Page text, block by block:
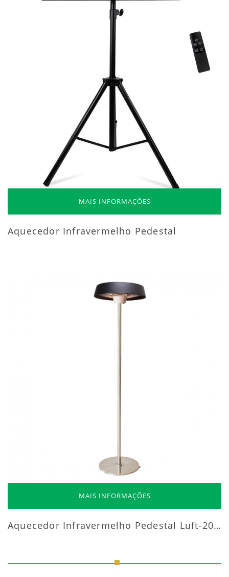
MAIS INFORMAÇÕES
Aquecedor Infravermelho Pedestal
MAIS INFORMAÇÕES
Aquecedor Infravermelho Pedestal Luft-20000